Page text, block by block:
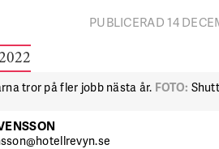
PUBLICERAD 14
tror på fler jobb nästa år. FOTO: